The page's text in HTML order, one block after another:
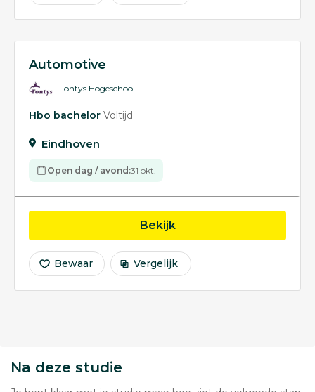
Automotive
Fontys Hogeschool
Hbo bachelor Voltijd
Eindhoven
Open dag / avond:31 okt.
Bekijkopleiding Automotive
Bewaar Vergelijk
Na deze studie